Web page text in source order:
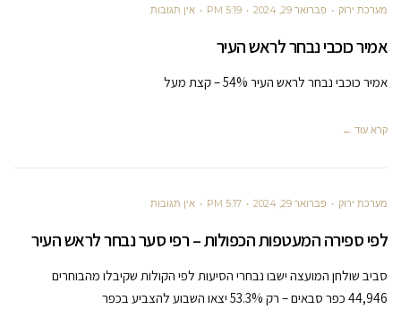
מערכת ירוק פברואר 29, 2024 5:19 PM אין תגובות
אמיר כוכבי נבחר לראש העיר
אמיר כוכבי נבחר לראש העיר 54% – קצת מעל
קרא עוד ←
מערכת ירוק פברואר 29, 2024 5:17 PM אין תגובות
לפי ספירה המעטפות הכפולות – רפי סער נבחר לראש העיר
סביב שולחן המועצה ישבו נבחרי הסיעות לפי הקולות שקיבלו מהבוחרים
44,946 כפר סבאים – רק 53.3% יצאו השבוע להצביע בכפר